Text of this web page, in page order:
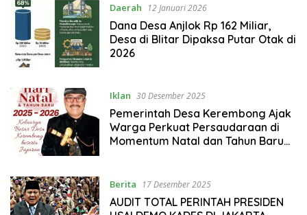
Daerah 12 Januari 2026
Dana Desa Anjlok Rp 162 Miliar,
Desa di Blitar Dipaksa Putar Otak di
2026
Iklan 30 Desember 2025
Pemerintah Desa Kerembong Ajak
Warga Perkuat Persaudaraan di
Momentum Natal dan Tahun Baru
Berita 17 Desember 2025
AUDIT TOTAL PERINTAH PRESIDEN